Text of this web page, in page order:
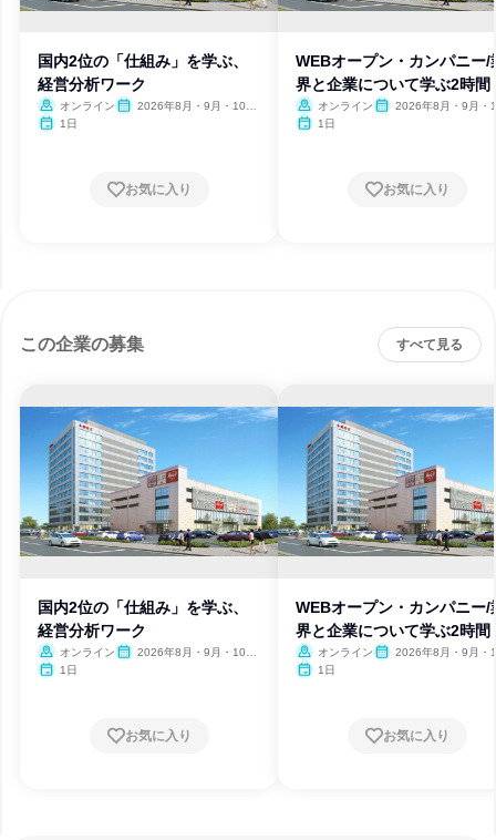
国内2位の「仕組み」を学ぶ、
経営分析ワーク
オンライン
2026年8月・9月・10
1日
お気に入り
WEBオープン・カンパニー/
界と企業について学ぶ2時間
オンライン
2026年8月・9月・
1日
お気に入り
この企業の募集 すべて見る
国内2位の「仕組み」を学ぶ、
経営分析ワーク
オンライン
2026年8月・9月・10
1日
お気に入り
WEBオープン・カンパニー/
界と企業について学ぶ2時間
オンライン
2026年8月・9月・
1日
お気に入り